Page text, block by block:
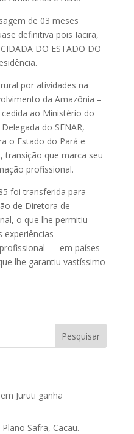
de 03 meses
definitiva pois Iacira,
DO ESTADO DO
por atividades na
da Amazônia –
ao Ministério do
do SENAR,
o Estado do Pará e
transição que marca seu
profissional.
foi transferida para
de Diretora de
o que lhe permitiu
profissional em países
lhe garantiu vastíssimo
Pesquisar
Juruti ganha
Safra, Cacau.